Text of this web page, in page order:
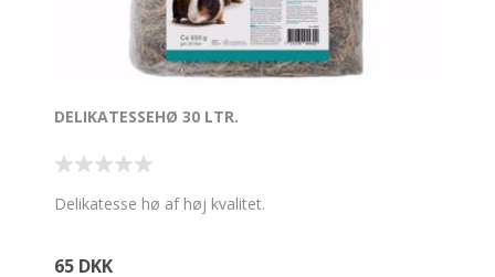
DELIKATESSEHØ 30 LTR.
Delikatesse hø af høj kvalitet.
65 DKK